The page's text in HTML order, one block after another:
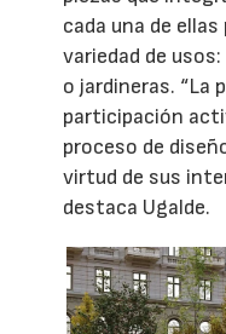
cada una de
variedad de
o jardineras. “La
participación
proceso de
virtud de sus
destaca Ugalde.